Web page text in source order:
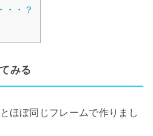
・・？
みる
ほぼ同じフレームで作りまし